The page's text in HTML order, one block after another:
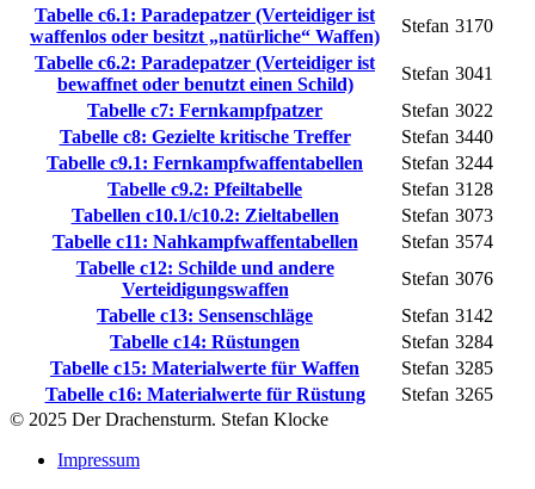
Tabelle c6.1: Paradepatzer (Verteidiger ist
waffenlos oder besitzt „natürliche“ Waffen)
Stefan 3170
Tabelle c6.2: Paradepatzer (Verteidiger ist
bewaffnet oder benutzt einen Schild)
Stefan 3041
Tabelle c7: Fernkampfpatzer
Stefan 3022
Tabelle c8: Gezielte kritische Treffer
Stefan 3440
Tabelle c9.1: Fernkampfwaffentabellen
Stefan 3244
Tabelle c9.2: Pfeiltabelle
Stefan 3128
Tabellen c10.1/c10.2: Zieltabellen
Stefan 3073
Tabelle c11: Nahkampfwaffentabellen
Stefan 3574
Tabelle c12: Schilde und andere
Verteidigungswaffen
Stefan 3076
Tabelle c13: Sensenschläge
Stefan 3142
Tabelle c14: Rüstungen
Stefan 3284
Tabelle c15: Materialwerte für Waffen
Stefan 3285
Tabelle c16: Materialwerte für Rüstung
Stefan 3265
© 2025 Der Drachensturm. Stefan Klocke
Impressum